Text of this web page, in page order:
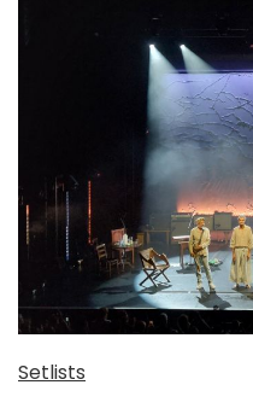
Setlists